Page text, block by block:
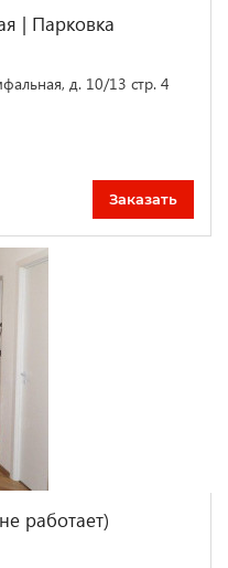
| Парковка
д. 10/13 стр. 4
Заказать
работает)